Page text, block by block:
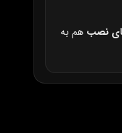
نصب هم به